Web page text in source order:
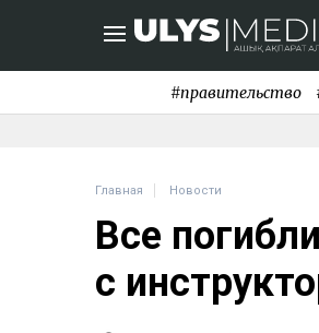
#правительство
Главная Новости
Все
с